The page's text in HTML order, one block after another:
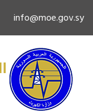
info@moe.gov.sy